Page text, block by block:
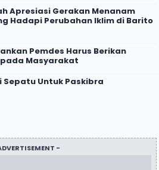
Apresiasi Gerakan Menanam
Hadapi Perubahan Iklim di Barito
Pemdes Harus Berikan
Masyarakat
Sepatu Untuk Paskibra
-